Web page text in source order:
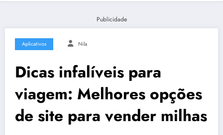
Publicidade
Aplicativos Nila
Dicas infalíveis para
viagem: Melhores opções
de site para vender milhas